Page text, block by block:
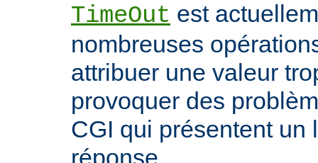
TimeOut est
nombreuses
attribuer une valeur
provoquer des
CGI qui présentent un
réponse.